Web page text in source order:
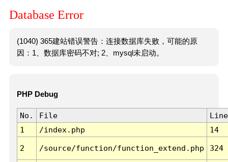
Database Error
(1040) 365建站错误警告：连接数据库失败，可能的原
因：1、数据库密码不对; 2、mysql未启动。
PHP Debug
No. File
Line
1
/index.php 14
2 /source/function/function_extend.php 324